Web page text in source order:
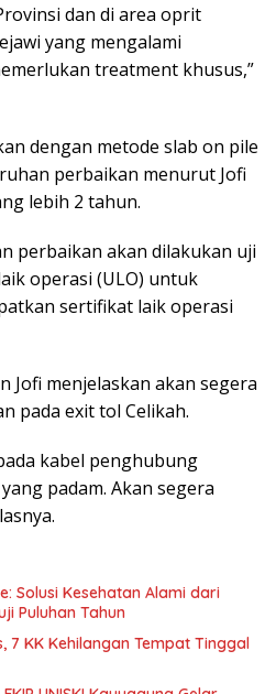
dan di area oprit
yang mengalami
treatment khusus,”
dengan metode slab on pile
perbaikan menurut Jofi
lebih 2 tahun.
perbaikan akan dilakukan uji
operasi (ULO) untuk
sertifikat laik operasi
Jofi menjelaskan akan segera
pada exit tol Celikah.
kabel penghubung
padam. Akan segera
Solusi Kesehatan Alami dari
Puluhan Tahun
7 KK Kehilangan Tempat Tinggal